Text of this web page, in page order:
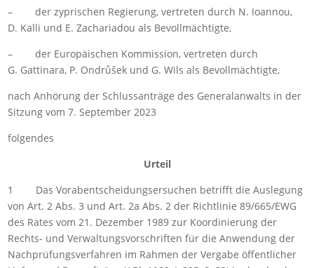
– der zyprischen Regierung, vertreten durch N. Ioannou,
D. Kalli und E. Zachariadou als Bevollmächtigte,
– der Europäischen Kommission, vertreten durch
G. Gattinara, P. Ondrůšek und G. Wils als Bevollmächtigte,
nach Anhörung der Schlussanträge des Generalanwalts in der
Sitzung vom 7. September 2023
folgendes
Urteil
1 Das Vorabentscheidungsersuchen betrifft die Auslegung
von Art. 2 Abs. 3 und Art. 2a Abs. 2 der Richtlinie 89/665/EWG
des Rates vom 21. Dezember 1989 zur Koordinierung der
Rechts- und Verwaltungsvorschriften für die Anwendung der
Nachprüfungsverfahren im Rahmen der Vergabe öffentlicher